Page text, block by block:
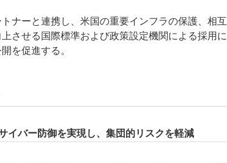
ナーと連携し、米国の重要インフラの保護、相互
させる国際標準および政策設定機関による採用に
を促進する。
イバー防御を実現し、集団的リスクを軽減